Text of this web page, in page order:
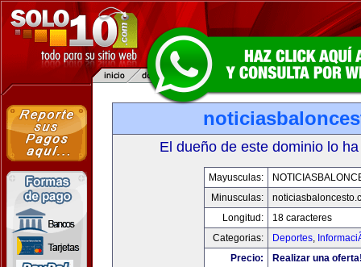
El dueño de este dominio lo
Mayusculas:
Minusculas:
Longitud:
18 caracteres
Categorias:
Deportes,
Precio:
Realizar una